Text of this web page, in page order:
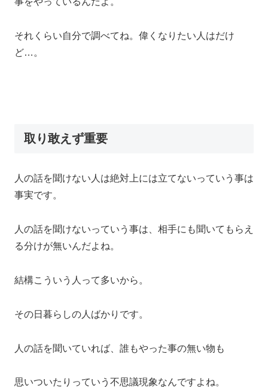
それくらい自分で調べてね。偉くなりたい人はだけ
ど…。
取り敢えず重要
人の話を聞けない人は絶対上には立てないっていう事は
事実です。
人の話を聞けないっていう事は、相手にも聞いてもらえ
る分けが無いんだよね。
結構こういう人って多いから。
その日暮らしの人ばかりです。
人の話を聞いていれば、誰もやった事の無い物も
思いついたりっていう不思議現象なんですよね。